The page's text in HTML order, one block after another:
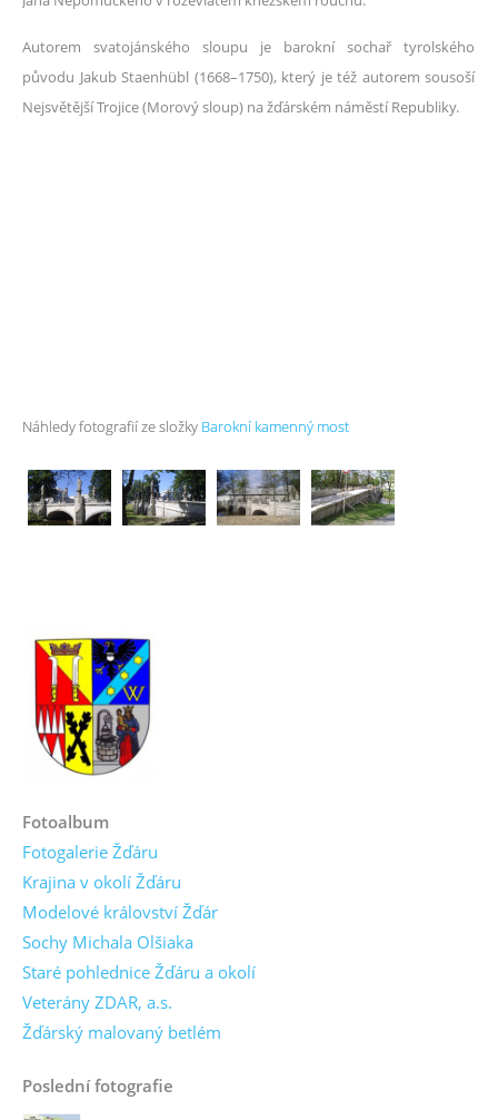
Autorem svatojánského sloupu je barokní sochař tyrolského
původu Jakub Staenhübl (1668–1750), který je též autorem sousoší
Nejsvětější Trojice (Morový sloup) na žďárském náměstí Republiky.
Náhledy fotografií ze složky Barokní kamenný most
Fotoalbum
Fotogalerie Žďáru
Krajina v okolí Žďáru
Modelové království Žďár
Sochy Michala Olšiaka
Staré pohlednice Žďáru a okolí
Veterány ZDAR, a.s.
Žďárský malovaný betlém
Poslední fotografie